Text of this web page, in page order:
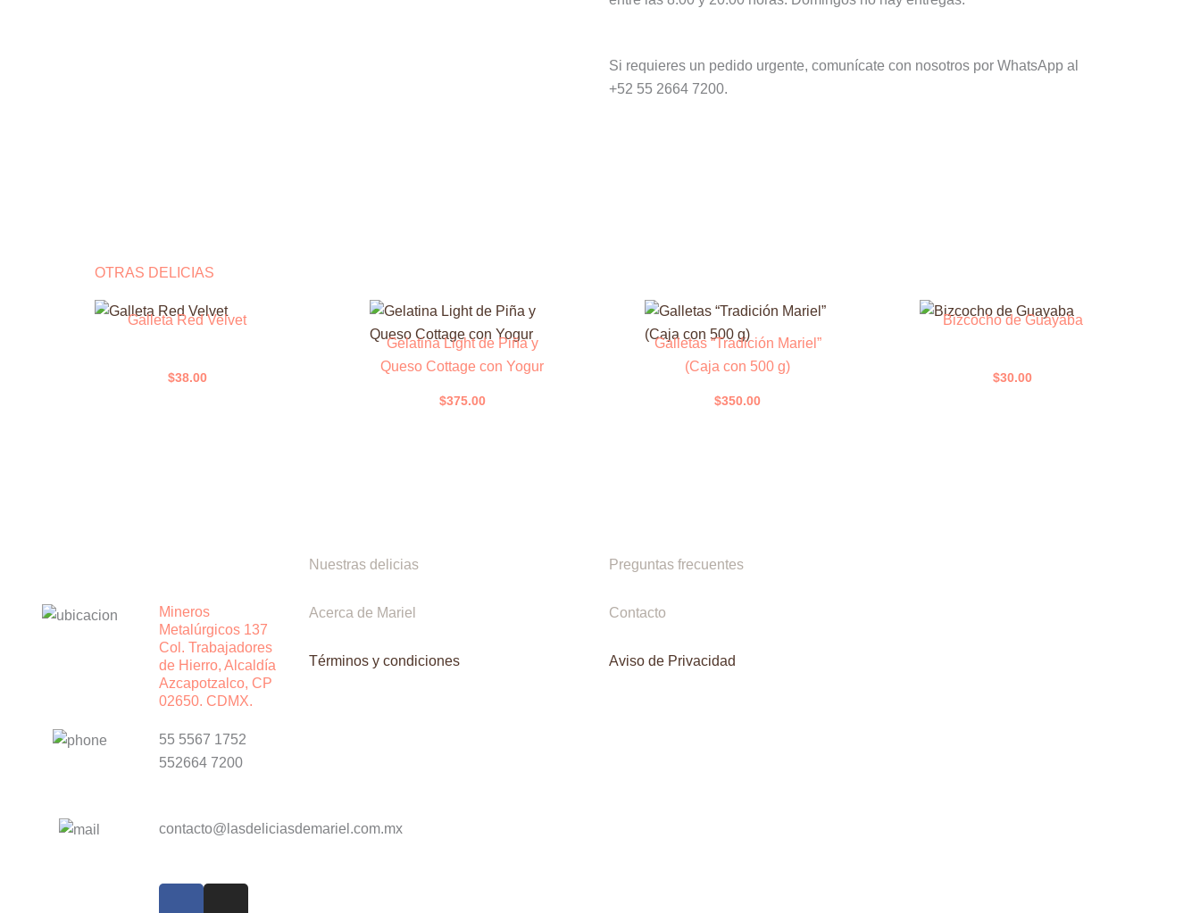
Si requieres un pedido urgente, comunícate con nosotros por WhatsApp al
+52 55 2664 7200.
OTRAS DELICIAS
Galleta Red Velvet
$38.00
Gelatina Light de Piña y
Queso Cottage con Yogur
$375.00
Galletas “Tradición Mariel”
(Caja con 500 g)
$350.00
Bizcocho de Guayaba
$30.00
Mineros
Metalúrgicos 137
Col. Trabajadores
de Hierro, Alcaldía
Azcapotzalco, CP
02650. CDMX.
55 5567 1752
552664 7200
contacto@lasdeliciasdemariel.com.mx
Nuestras delicias
Acerca de Mariel
Términos y condiciones
Preguntas frecuentes
Contacto
Aviso de Privacidad